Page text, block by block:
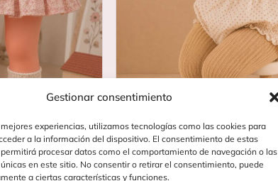
Gestionar consentimiento
experiencias, utilizamos tecnologías como las cookies para
a la información del dispositivo. El consentimiento de estas
procesar datos como el comportamiento de navegación o las
en este sitio. No consentir o retirar el consentimiento, puede
a ciertas características y funciones.